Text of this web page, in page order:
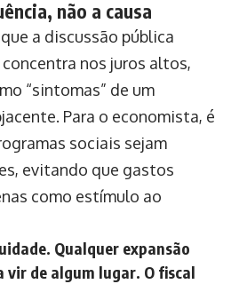
não a causa
a discussão pública
nos juros altos,
“sintomas” de um
Para o economista, é
sociais sejam
evitando que gastos
como estímulo ao
Qualquer expansão
vir de algum lugar. O fiscal